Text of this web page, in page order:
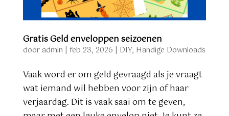
Gratis Geld enveloppen seizoenen
door admin | feb 23, 2026 | DIY, Handige Downloads
Vaak word er om geld gevraagd als je vraagt
wat iemand wil hebben voor zijn of haar
verjaardag. Dit is vaak saai om te geven,